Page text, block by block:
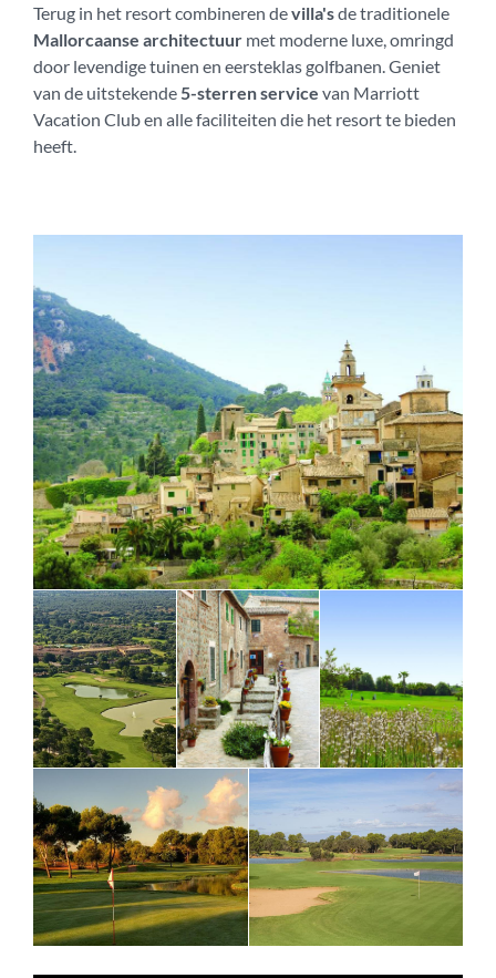
Terug in het resort combineren devilla'sde traditionele
Mallorcaanse architectuur met moderne luxe, omringd
door levendige tuinen en eersteklas golfbanen. Geniet
van de uitstekende 5-sterren service van Marriott
Vacation Club en alle faciliteiten die het resort te bieden
heeft.